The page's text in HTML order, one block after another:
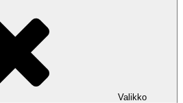
Valikko